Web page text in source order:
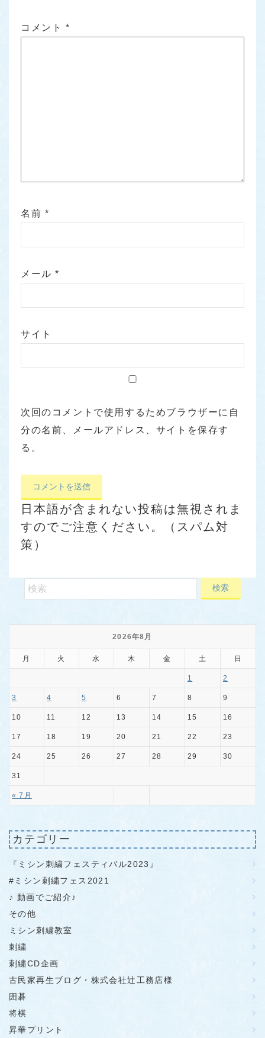
コメント *
名前 *
メール*
サイト
次回のコメントで使用するためブラウザーに自
分の名前、メールアドレス、サイトを保存す
る。
日本語が含まれない投稿は無視されま
すのでご注意ください。（スパム対
策）
2026年8月
月 火 水 木 金 土 日
« 7月
1 2
3 4 5 6 7 8 9
10 11 12 13 14 15 16
17 18 19 20 21 22 23
24 25 26 27 28 29 30
31
カテゴリー
『ミシン刺繍フェスティバル2023』
#ミシン刺繍フェス2021
♪ 動画でご紹介♪
その他
ミシン刺繍教室
刺繍
刺繍CD企画
古民家再生ブログ・株式会社辻工務店様
囲碁
将棋
昇華プリント